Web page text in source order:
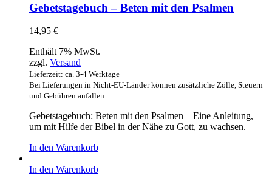
Gebetstagebuch – Beten mit den Psalmen
14,95 €
Enthält 7% MwSt.
zzgl. Versand
Lieferzeit: ca. 3-4 Werktage
Bei Lieferungen in Nicht-EU-Länder können zusätzliche Zölle, Steuern
und Gebühren anfallen.
Gebetstagebuch: Beten mit den Psalmen – Eine Anleitung,
um mit Hilfe der Bibel in der Nähe zu Gott, zu wachsen.
In den Warenkorb
In den Warenkorb